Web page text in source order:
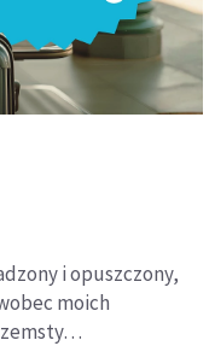
i opuszczony,
moich
zemsty…